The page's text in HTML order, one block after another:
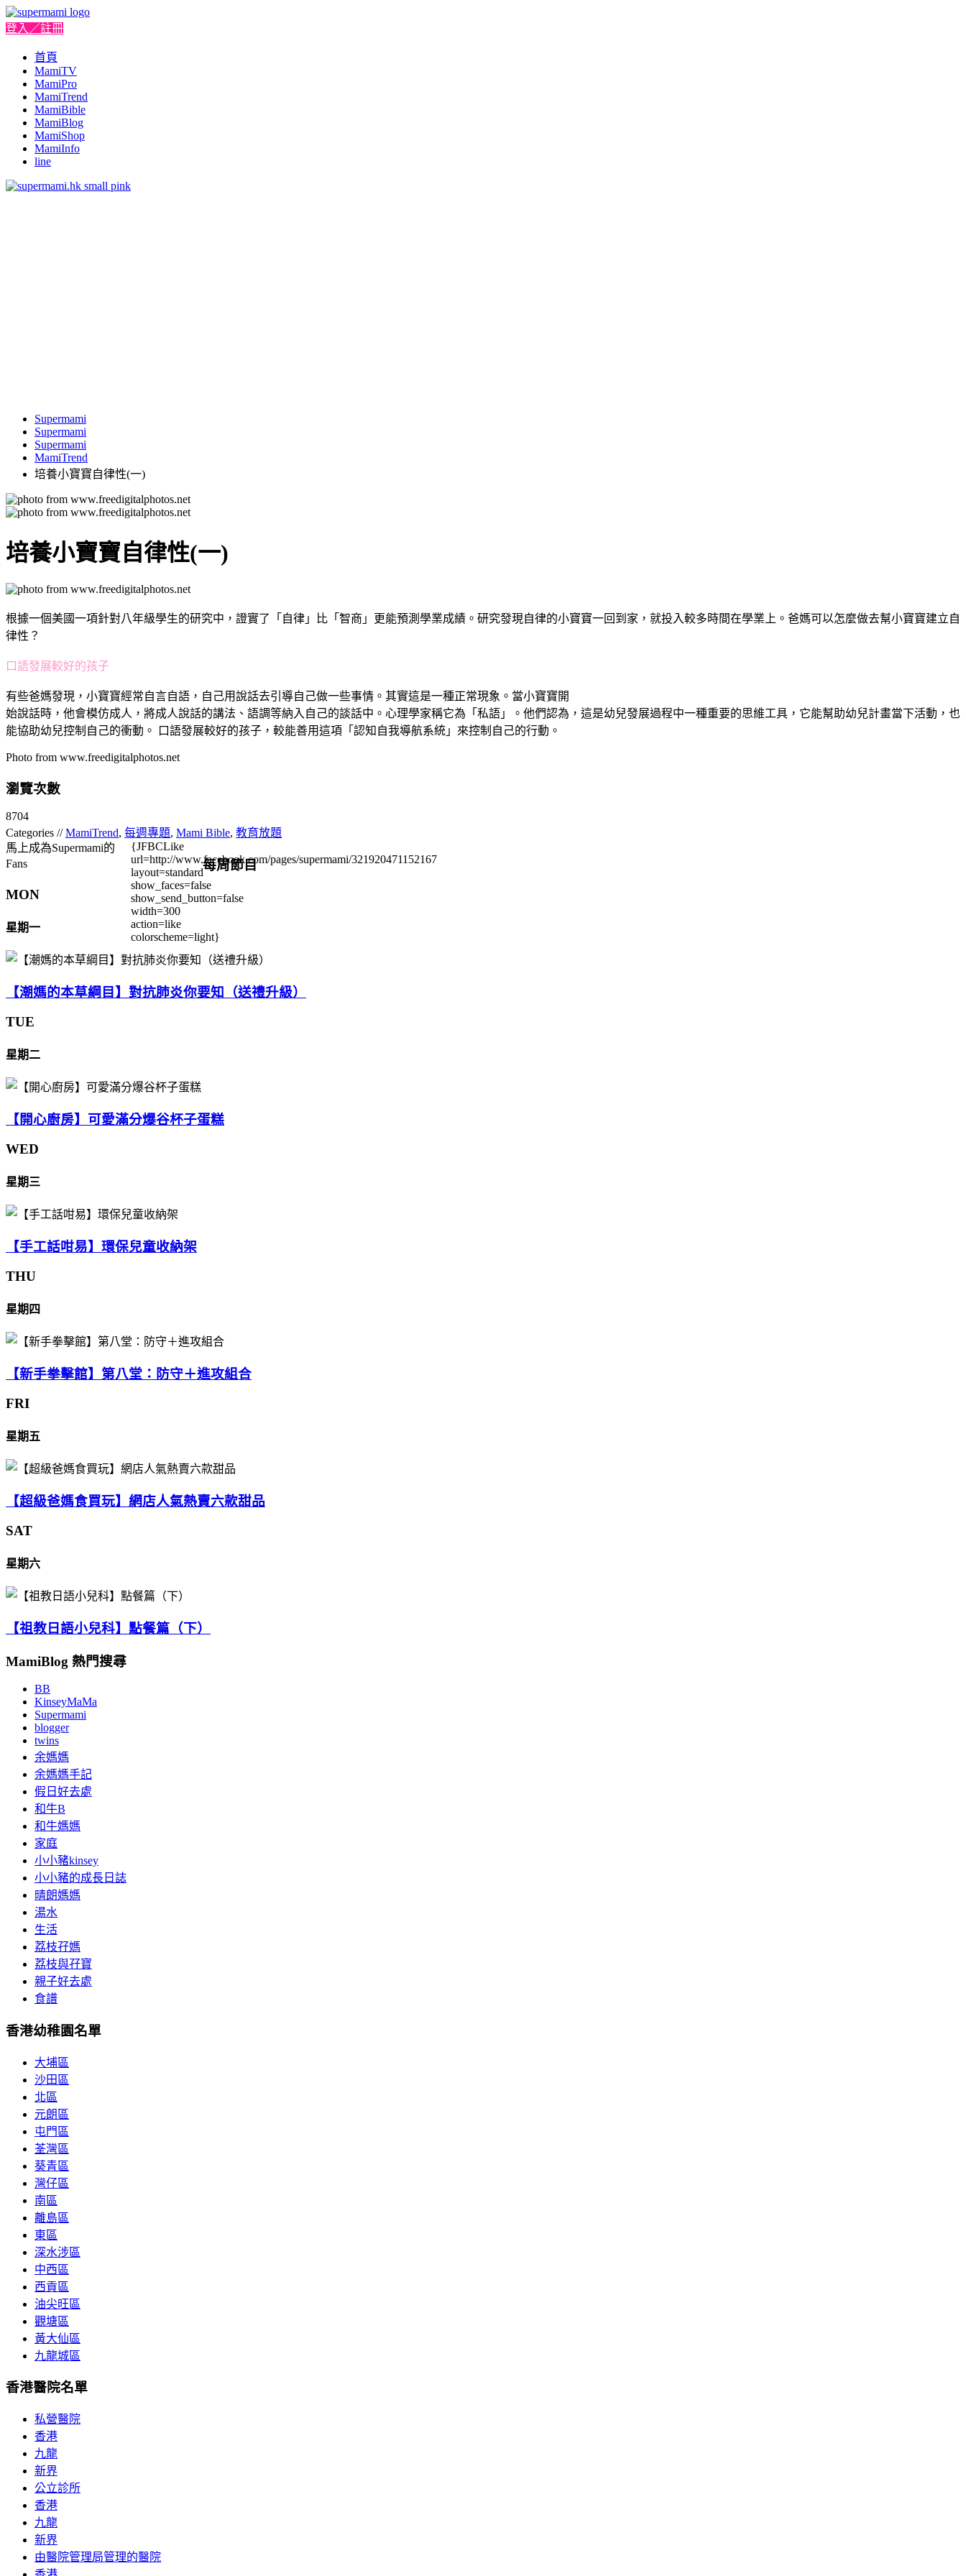
登入／註冊
首頁
MamiTV
MamiPro
MamiTrend
MamiBible
MamiBlog
MamiShop
MamiInfo
line
Supermami
Supermami
Supermami
MamiTrend
培養小寶寶自律性(一)
培養小寶寶自律性(一)
根據一個美國一項針對八年級學生的研究中，證實了「自律」比「智商」更能預測學業成績。研究發現自律的小寶寶一回到家，就投入較多時間在學業上。爸媽可以怎麼做去幫小寶寶建立自
律性？
口語發展較好的孩子
有些爸媽發現，小寶寶經常自言自語，自己用說話去引導自己做一些事情。其實這是一種正常現象。當小寶寶開
始說話時，他會模仿成人，將成人說話的講法、語調等納入自己的談話中。心理學家稱它為「私語」。他們認為，這是幼兒發展過程中一種重要的思維工具，它能幫助幼兒計畫當下活動，也
能協助幼兒控制自己的衝動。 口語發展較好的孩子，較能善用這項「認知自我導航系統」來控制自己的行動。
Photo from www.freedigitalphotos.net
瀏覽次數
8704
Categories //MamiTrend, 每週專題, Mami Bible, 教育放題
馬上成為Supermami的
Fans
{JFBCLike
url=http://www.facebook.com/pages/supermami/321920471152167
layout=standard
show_faces=false
show_send_button=false
width=300
action=like
colorscheme=light}
每周節目
MON
星期一
【潮媽的本草綱目】對抗肺炎你要知（送禮升級）
TUE
星期二
【開心廚房】可愛滿分爆谷杯子蛋糕
WED
星期三
【手工話咁易】環保兒童收納架
THU
星期四
【新手拳擊館】第八堂：防守＋進攻組合
FRI
星期五
【超級爸媽食買玩】網店人氣熱賣六款甜品
SAT
星期六
【祖教日語小兒科】點餐篇（下）
MamiBlog 熱門搜尋
BB
KinseyMaMa
Supermami
blogger
twins
余媽媽
余媽媽手記
假日好去處
和牛B
和牛媽媽
家庭
小小豬kinsey
小小豬的成長日誌
晴朗媽媽
湯水
生活
荔枝孖媽
荔枝與孖寶
親子好去處
食譜
香港幼稚園名單
大埔區
沙田區
北區
元朗區
屯門區
荃灣區
葵青區
灣仔區
南區
離島區
東區
深水涉區
中西區
西貢區
油尖旺區
觀塘區
黃大仙區
九龍城區
香港醫院名單
私營醫院
香港
九龍
新界
公立診所
香港
九龍
新界
由醫院管理局管理的醫院